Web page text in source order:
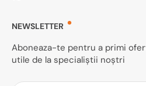
NEWSLETTER
Aboneaza-te pentru a primi
utile de la specialiștii noștri